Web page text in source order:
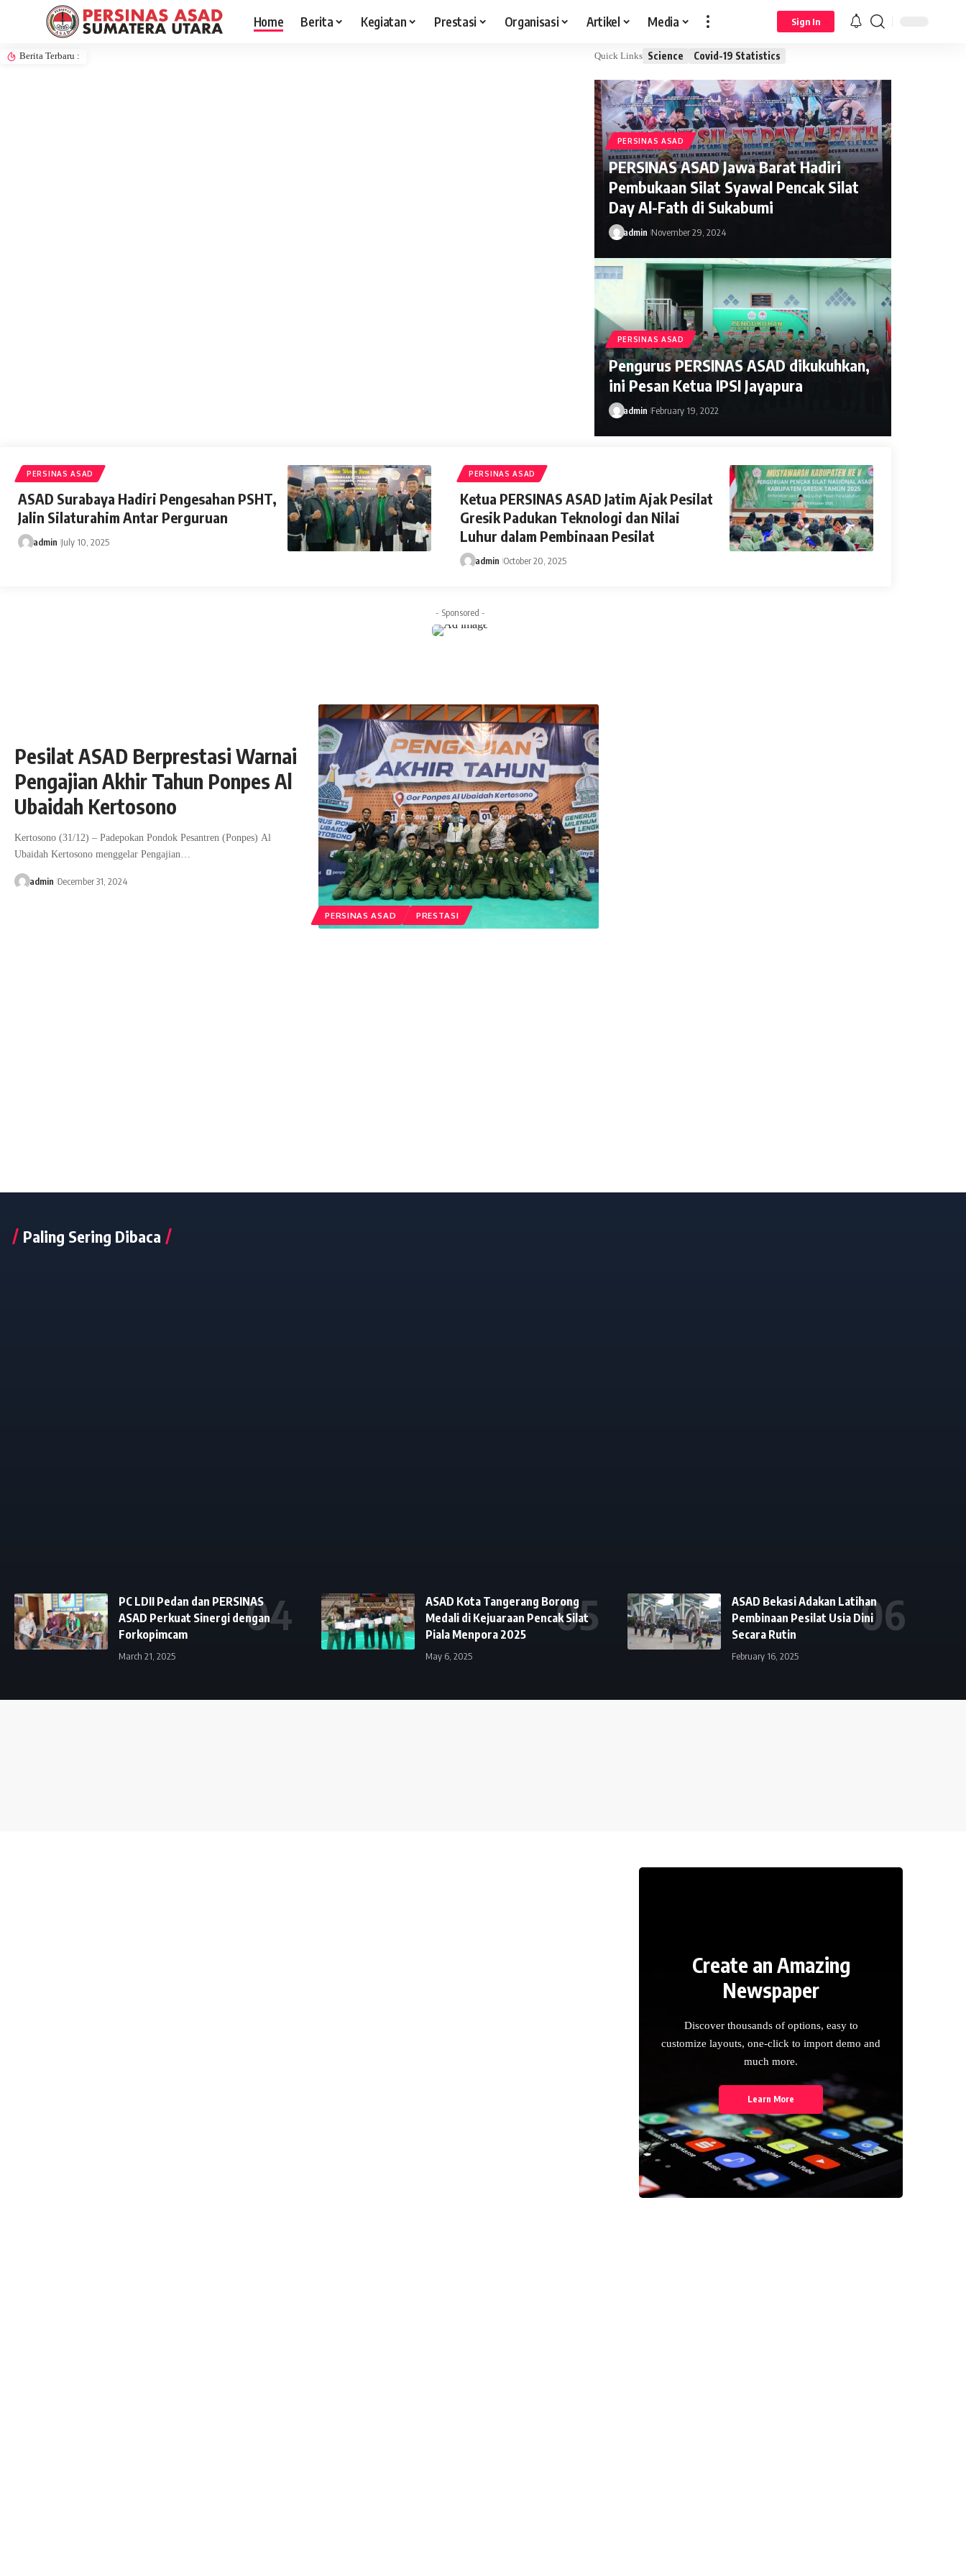
Home Berita Kegiatan Prestasi Organisasi Artikel Media Sign In
Berita Terbaru : Quick Links Science Covid-19 Statistics
admin
PERSINAS ASAD
PERSINAS ASAD Jawa Barat Hadiri
Pembukaan Silat Syawal Pencak Silat
Day Al-Fath di Sukabumi
admin November 29, 2024
PERSINAS ASAD
Pengurus PERSINAS ASAD dikukuhkan,
ini Pesan Ketua IPSI Jayapura
admin February 19, 2022
PERSINAS ASAD
ASAD Surabaya Hadiri Pengesahan PSHT,
Jalin Silaturahim Antar Perguruan
admin July 10, 2025
PERSINAS ASAD
Ketua PERSINAS ASAD Jatim Ajak Pesilat
Gresik Padukan Teknologi dan Nilai
Luhur dalam Pembinaan Pesilat
admin October 20, 2025
- Sponsored -
PERSINAS ASAD PRESTASI
Pesilat ASAD Berprestasi Warnai
Pengajian Akhir Tahun Ponpes Al
Ubaidah Kertosono
Kertosono (31/12) – Padepokan Pondok Pesantren (Ponpes) Al
Ubaidah Kertosono menggelar Pengajian…
admin December 31, 2024
Paling Sering Dibaca
PC LDII Pedan dan PERSINAS
ASAD Perkuat Sinergi dengan
Forkopimcam
March 21, 2025
ASAD Kota Tangerang Borong
Medali di Kejuaraan Pencak Silat
Piala Menpora 2025
May 6, 2025
ASAD Bekasi Adakan Latihan
Pembinaan Pesilat Usia Dini
Secara Rutin
February 16, 2025
Create an Amazing
Newspaper
Discover thousands of options, easy to
customize layouts, one-click to import demo and
much more.
Learn More